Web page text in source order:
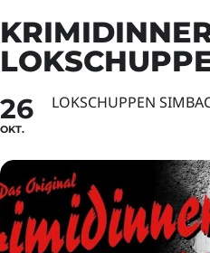
26
OKT.
LOKSCHUPPEN